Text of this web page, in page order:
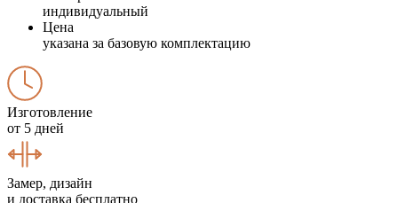
индивидуальный
Цена
указана за базовую комплектацию
Изготовление
от 5 дней
Замер, дизайн
и доставка бесплатно